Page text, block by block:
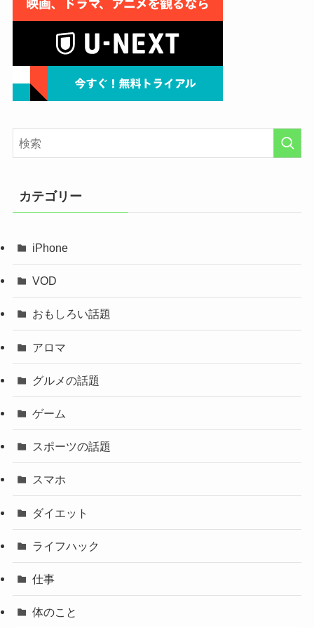
カテゴリー
iPhone
VOD
おもしろい話題
アロマ
グルメの話題
ゲーム
スポーツの話題
スマホ
ダイエット
ライフハック
仕事
体のこと